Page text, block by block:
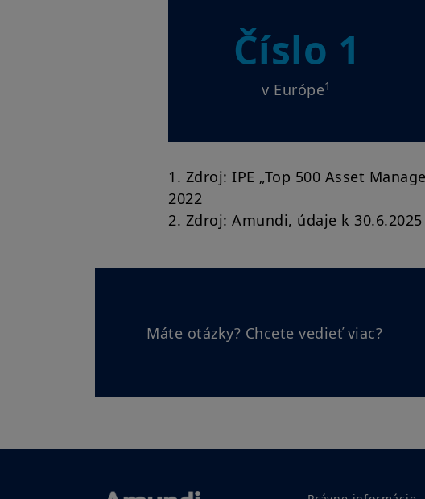
Číslo 1
v Európe1
1. Zdroj: IPE „Top 500 Asset
2022
2. Zdroj: Amundi, údaje k 30.6.2025
Máte otázky? Chcete vedieť viac?